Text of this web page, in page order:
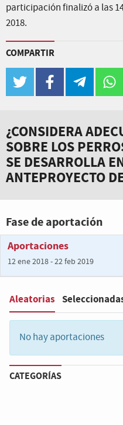
participación finalizó a las
2018.
COMPARTIR
twitter facebook telegram
¿CONSIDERA
SOBRE LOS
SE DESARROLLA
ANTEPROYECTO
Fase de aportación
Aportaciones
12 ene 2018 - 22 feb 2019
Filter:
Aleatorias
No hay aportaciones
CATEGORÍAS